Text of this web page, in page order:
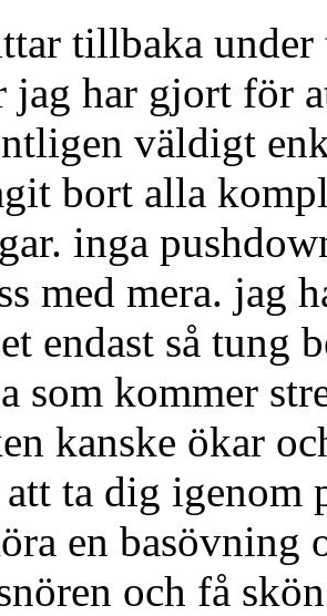
tillbaka
jag har gjort för
väldigt
bort alla
inga
med mera. jag
endast så tung
som kommer
kanske ökar
ta dig igenom
en basövning
och få